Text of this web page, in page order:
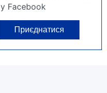
Facebook
Приєднатися